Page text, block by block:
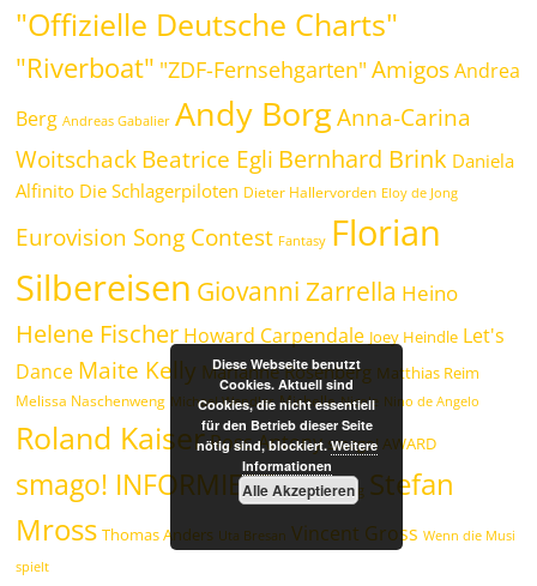
"Offizielle Deutsche Charts"
"Riverboat" "ZDF-Fernsehgarten" Amigos Andrea
Berg Andreas Gabalier Andy Borg Anna-Carina
WoitschackBeatrice Egli Bernhard Brink Daniela
Alfinito Die Schlagerpiloten Dieter Hallervorden Eloy de Jong
Eurovision Song Contest Fantasy Florian
Silbereisen Giovanni Zarrella Heino
Helene Fischer Howard Carpendale Joey Heindle Let's
Dance Maite Kelly Marianne Rosenberg Matthias Reim
Melissa Naschenweng Michael Wendler Michelle Nicole Nino de Angelo
Roland KaiserRoss Antony smago! AWARD
smago! INFORMIERT Sonia Liebing Stefan
Mross Thomas Anders Uta Bresan Vincent Gross Wenn die Musi
spielt
Diese Webseite benutzt
Cookies. Aktuell sind
Cookies, die nicht essentiell
für den Betrieb dieser Seite
nötig sind, blockiert.Weitere
Informationen
Alle Akzeptieren